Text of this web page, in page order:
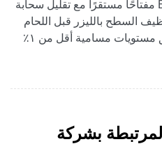
شعاعَي الليزر في جهاز EV8000 مفتاحًا مستقرًا مع تقليل سحابة
السطح بالليزر قبل اللحام
لإزالة أكاسيد السطح — ما يحقّق مستويات مسامية أقل من ١٪
بشركة